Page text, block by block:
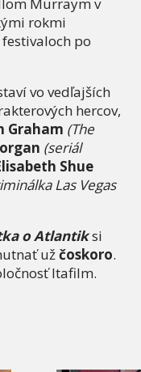
rokmi
po
vo vedľajších
hercov,
Graham (The
(seriál
Shue
Las Vegas
o Atlantiksi
užčoskoro.
Itafilm.